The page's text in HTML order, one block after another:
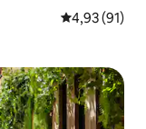
საშუალო
4,93 (91)